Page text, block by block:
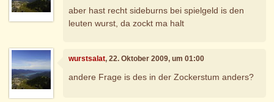
aber hast recht sideburns bei spielgeld is den
leuten wurst, da zockt ma halt
wurstsalat, 22. Oktober 2009, um 01:00
andere Frage is des in der Zockerstum anders?